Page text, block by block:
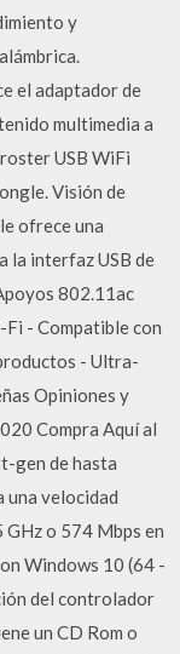
y
el adaptador de
multimedia a
USB WiFi
Visión de
ofrece una
la interfaz USB de
802.11ac
- Compatible con
- Ultra-
Opiniones y
Compra Aquí al
gen de hasta
una velocidad
GHz o 574 Mbps en
Windows 10 (64 -
del controlador
un CD Rom o